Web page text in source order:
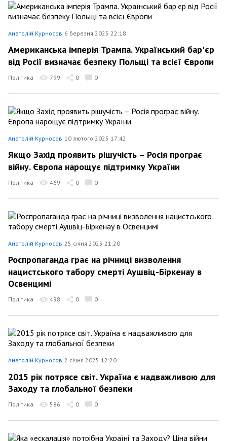
Анатолій Курносов 6 березня 2025 22:18
Американська імперія Трампа. Український бар'єр
від Росії визначає безпеку Польщі та всієї Європи
Політика 799 0 0
Анатолій Курносов 10 лютого 2025 17:42
Якщо Захід проявить рішучість – Росія програє
війну. Європа нарощує підтримку України
Політика 469 0 0
Анатолій Курносов 25 січня 2025 21:20
Роспропаганда грає на річниці визволення
нацистського табору смерті Аушвіц-Біркенау в
Освенцимі
Політика 498 0 0
Анатолій Курносов 2 січня 2025 12:20
2015 рік потрясе світ. Україна є надважливою для
Заходу та глобальної безпеки
Політика 586 0 0